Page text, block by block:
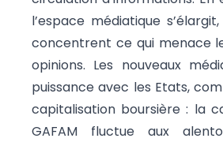
l’espace médiatique
concentrent ce qui menace
opinions. Les nouveaux
puissance avec les Etats,
capitalisation boursière : la
GAFAM fluctue aux